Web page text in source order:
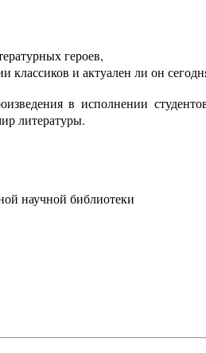
героев,
классиков и актуален ли он
в исполнении
литературы.
научной библиотеки